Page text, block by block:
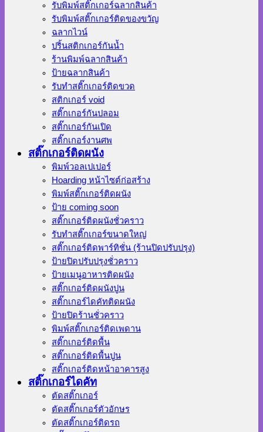
รับพิมพ์สติ๊กเกอร์ฉลากสินค้า
รับพิมพ์สติ๊กเกอร์ติดของขวัญ
ฉลากไวน์
ปริ้นสติกเกอร์กันน้ำ
ร้านพิมพ์ฉลากสินค้า
ป้ายฉลากสินค้า
รับทำสติ๊กเกอร์ติดขวด
สติกเกอร์ void
สติ๊กเกอร์กันปลอม
สติ๊กเกอร์กันเปิด
สติ๊กเกอร์งานศพ
สติ๊กเกอร์ติดผนัง
พิมพ์วอลเปเปอร์
Hoarding หน้าไซต์ก่อสร้าง
พิมพ์สติ๊กเกอร์ติดผนัง
ป้าย coming soon
สติ๊กเกอร์ติดผนังชั่วคราว
รับทำสติ๊กเกอร์ขนาดใหญ่
สติ๊กเกอร์ติดพาร์ทิชั่น (ร้านปิดปรับปรุง)
ป้ายปิดปรับปรุงชั่วคราว
ป้ายเมนูอาหารติดผนัง
สติ๊กเกอร์ติดผนังปูน
สติ๊กเกอร์ไดคัทติดผนัง
ป้ายปิดร้านชั่วคราว
พิมพ์สติ๊กเกอร์ติดเพดาน
สติ๊กเกอร์ติดพื้น
สติ๊กเกอร์ติดพื้นปูน
สติ๊กเกอร์ติดหน้าอาคารสูง
สติ๊กเกอร์ไดคัท
ตัดสติ๊กเกอร์
ตัดสติ๊กเกอร์ตัวอักษร
ตัดสติ๊กเกอร์ติดรถ